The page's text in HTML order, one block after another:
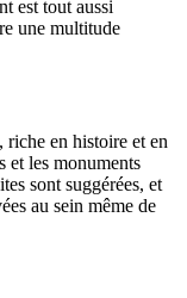
est tout aussi
une multitude
, riche en histoire et en
et les monuments
sont suggérées, et
au sein même de